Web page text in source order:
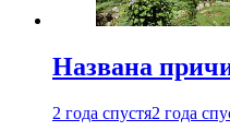
Названа
2 года спустя2 года